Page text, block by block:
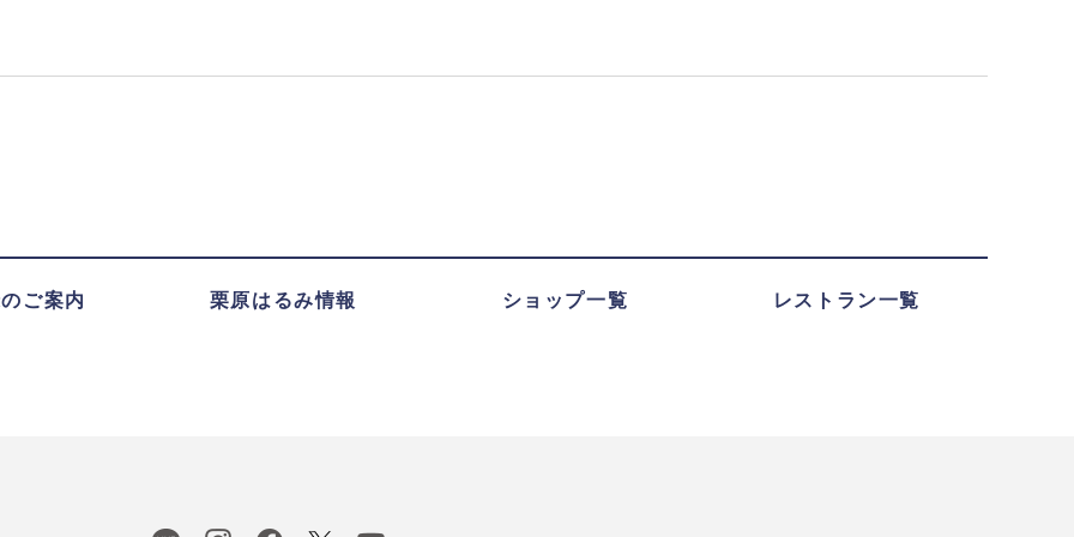
ご案内 栗原はるみ情報 ショップ一覧 レストラン一覧